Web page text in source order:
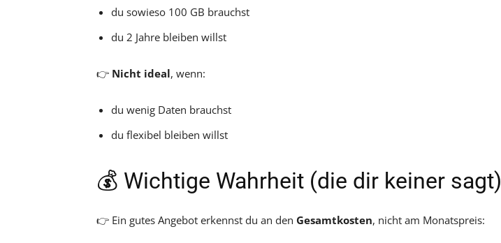
du sowieso 100 GB brauchst
du 2 Jahre bleiben willst
👉 Nicht ideal, wenn:
du wenig Daten brauchst
du flexibel bleiben willst
💰 Wichtige Wahrheit (die dir keiner sagt)
👉 Ein gutes Angebot erkennst du an den Gesamtkosten, nicht am Monatspreis: